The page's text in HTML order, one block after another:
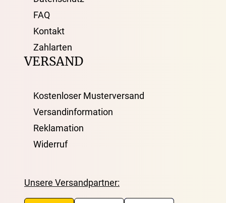
FAQ
Kontakt
Zahlarten
VERSAND
Kostenloser Musterversand
Versandinformation
Reklamation
Widerruf
Unsere Versandpartner: